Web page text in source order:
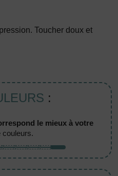
Toucher doux et
:
le mieux à votre
couleurs.